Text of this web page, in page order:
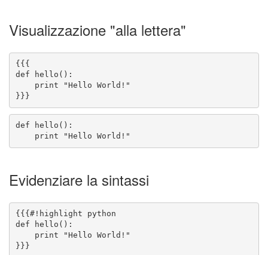
Visualizzazione "alla lettera"
}}}
    print "Hello World!"
Evidenziare la sintassi
}}}